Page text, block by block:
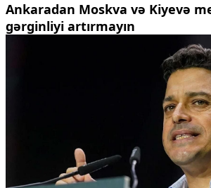
Ankaradan Moskva və Kiyevə
gərginliyi artırmayın